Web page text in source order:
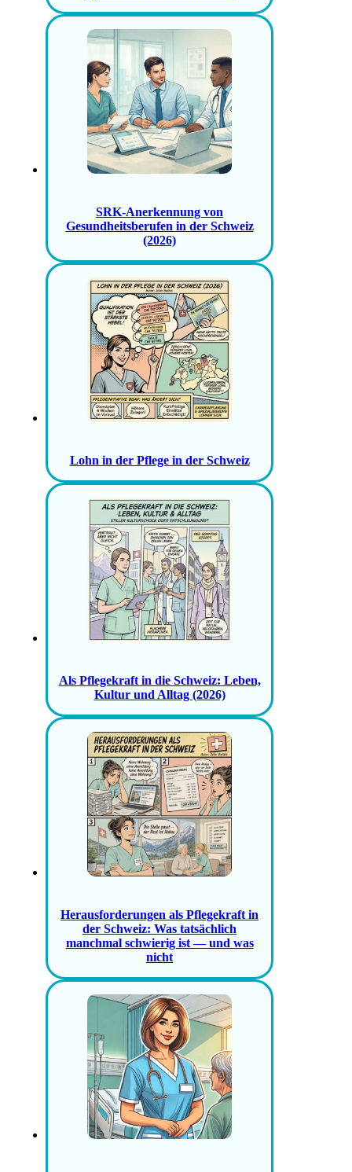
SRK-Anerkennung von
Gesundheitsberufen in der Schweiz
(2026)
Lohn in der Pflege in der Schweiz
Als Pflegekraft in die Schweiz: Leben,
Kultur und Alltag (2026)
Herausforderungen als Pflegekraft in
der Schweiz: Was tatsächlich
manchmal schwierig ist — und was
nicht